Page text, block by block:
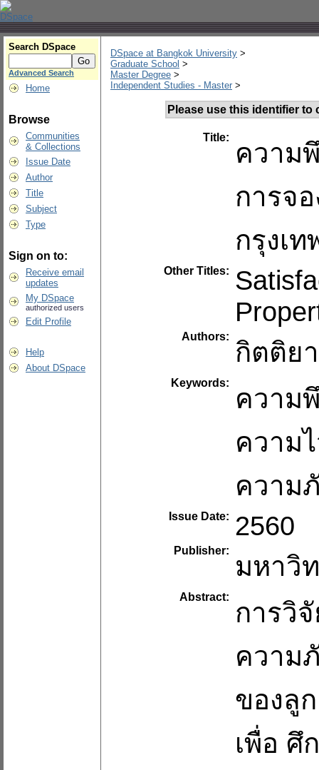
Search DSpace
Advanced Search
Home
Browse
Communities
& Collections
Issue Date
Author
Title
Subject
Type
Sign on to:
Receive email
updates
My DSpace
authorized users
Edit Profile
Help
About DSpace
DSpace at Bangkok University >
Graduate School >
Master Degree >
Independent Studies - Master >
Please use this identifier
Title:
ความ
การจ
กรุงเ
Other Titles:
Authors:
กิตติย
Keywords:
ความ
ความ
ความ
Issue Date: 2560
Publisher:
มหาวิ
Abstract:
การวิ
ความ
ของลู
เพื่อ ศึ